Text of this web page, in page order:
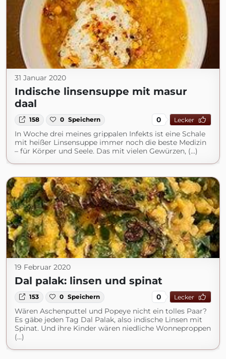
31 Januar 2020
Indische linsensuppe mit masur
daal
158 0 Speichern 0 Lecker
In Woche drei meines grippalen Infekts ist eine Schale
mit heißer Linsensuppe immer noch die beste Medizin
– für Körper und Seele. Das mit vielen Gewürzen, (...)
19 Februar 2020
Dal palak: linsen und spinat
153 0 Speichern 0 Lecker
Wären Aschenputtel und Popeye nicht ein tolles Paar?
Es gäbe jeden Tag Dal Palak, also indische Linsen mit
Spinat. Und ihre Kinder wären niedliche Wonneproppen
(...)